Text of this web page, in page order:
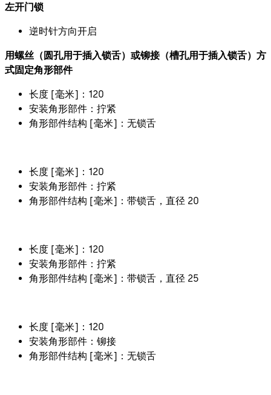
左开门锁
逆时针方向开启
用螺丝（圆孔用于插入锁舌）或铆接（槽孔用于插入锁舌）方
式固定角形部件
长度 [毫米]：120
安装角形部件：拧紧
角形部件结构 [毫米]：无锁舌
长度 [毫米]：120
安装角形部件：拧紧
角形部件结构 [毫米]：带锁舌，直径 20
长度 [毫米]：120
安装角形部件：拧紧
角形部件结构 [毫米]：带锁舌，直径 25
长度 [毫米]：120
安装角形部件：铆接
角形部件结构 [毫米]：无锁舌